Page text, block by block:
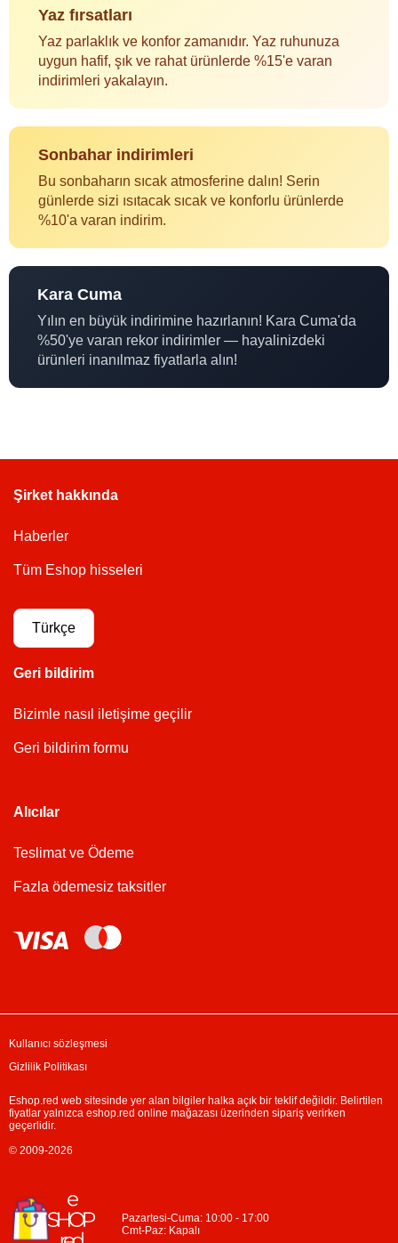
Yaz fırsatları
Yaz parlaklık ve konfor zamanıdır. Yaz ruhunuza
uygun hafif, şık ve rahat ürünlerde %15'e varan
indirimleri yakalayın.
Sonbahar indirimleri
Bu sonbaharın sıcak atmosferine dalın! Serin
günlerde sizi ısıtacak sıcak ve konforlu ürünlerde
%10'a varan indirim.
Kara Cuma
Yılın en büyük indirimine hazırlanın! Kara Cuma'da
%50'ye varan rekor indirimler — hayalinizdeki
ürünleri inanılmaz fiyatlarla alın!
Şirket hakkında
Haberler
Tüm Eshop hisseleri
Türkçe
Geri bildirim
Bizimle nasıl iletişime geçilir
Geri bildirim formu
Alıcılar
Teslimat ve Ödeme
Fazla ödemesiz taksitler
Pazartesi-Cuma: 10:00 - 17:00
Cmt-Paz: Kapalı
Kullanıcı sözleşmesi
Gizlilik Politikası
Eshop.red web sitesinde yer alan bilgiler halka açık bir teklif değildir. Belirtilen
fiyatlar yalnızca eshop.red online mağazası üzerinden sipariş verirken
geçerlidir.
© 2009-2026